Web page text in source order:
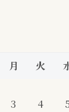
月
火
3
4